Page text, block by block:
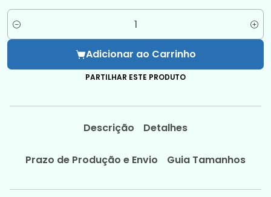
Quantidade
Adicionar ao Carrinho
PARTILHAR ESTE PRODUTO
Descrição Detalhes
Prazo de Produção e Envio Guia Tamanhos